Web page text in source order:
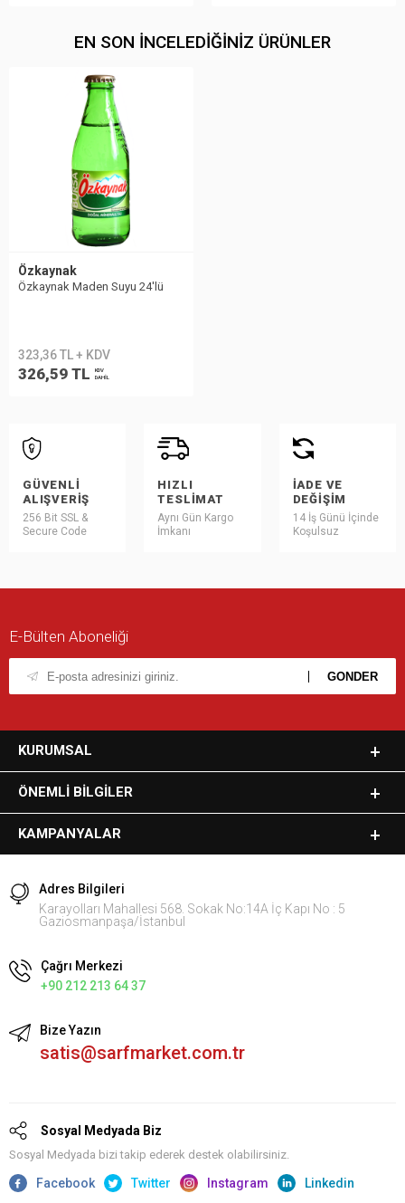
EN SON İNCELEDIĞINIZ ÜRÜNLER
Özkaynak
Özkaynak Maden Suyu 24'lü
323,36 TL + KDV
326,59 TL
KDV
DAHİL
GÜVENLI
ALIŞVERIŞ
256 Bit SSL &
Secure Code
HIZLI
TESLIMAT
Aynı Gün Kargo
İmkanı
İADE VE
DEĞIŞIM
14 İş Günü İçinde
Koşulsuz
E-Bülten Aboneliği
KURUMSAL
ÖNEMLI BILGILER
KAMPANYALAR
Adres Bilgileri
Karayolları Mahallesi 568. Sokak No:14A İç Kapı No : 5
Gaziosmanpaşa/İstanbul
Çağrı Merkezi
+90 212 213 64 37
Bize Yazın
satis@sarfmarket.com.tr
Sosyal Medyada Biz
Sosyal Medyada bizi takip ederek destek olabilirsiniz.
Facebook Twitter Instagram Linkedin